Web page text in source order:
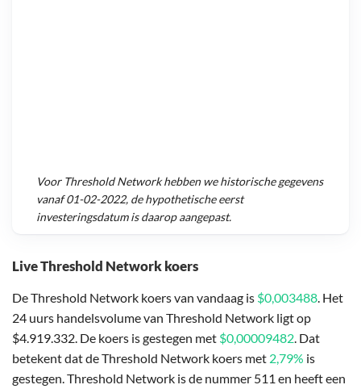
Live Threshold Network koers
De Threshold Network koers van vandaag is $0,003488. Het
24 uurs handelsvolume van Threshold Network ligt op
$4.919.332. De koers is gestegen met $0,00009482. Dat
betekent dat de Threshold Network koers met 2,79% is
gestegen. Threshold Network is de nummer 511 en heeft een
Voor Threshold Networkhebben we historische gegevens
vanaf01-02-2022, de hypothetische eerst
investeringsdatum is daarop aangepast.